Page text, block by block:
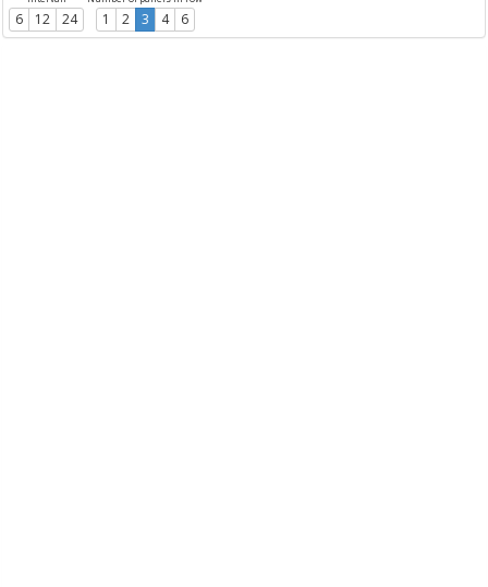
6 12 24 1 2 3 4 6